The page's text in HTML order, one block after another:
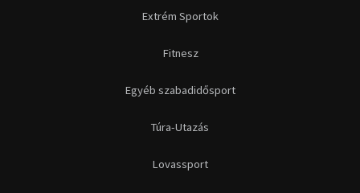
Extrém Sportok
Fitnesz
Egyéb szabadidősport
Túra-Utazás
Lovassport